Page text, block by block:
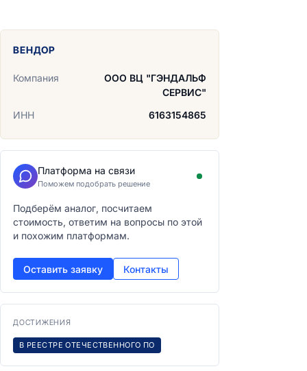
ВЕНДОР
Компания
ООО ВЦ "ГЭНДАЛЬФ
СЕРВИС"
ИНН
6163154865
Платформа на связи
Поможем подобрать решение
Подберём аналог, посчитаем
стоимость, ответим на вопросы по этой
и похожим платформам.
Оставить заявку Контакты
ДОСТИЖЕНИЯ
В РЕЕСТРЕ ОТЕЧЕСТВЕННОГО ПО